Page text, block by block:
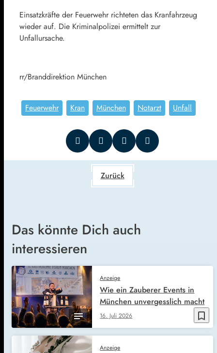
Einsatzkräfte der Feuerwehr richteten das Kranfahrzeug
wieder auf. Die Kriminalpolizei ermittelt zur
Unfallursache.
rr/Branddirektion München
Feuerwehr Kran München Notarzt Unfall
Zurück
Das könnte Dich auch
interessieren
bookmark_border
Anzeige
16. Juli 2026
Wie ein Zauberer Events in
München unvergesslich macht
Anzeige